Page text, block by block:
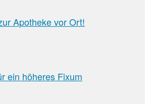
Apotheke vor Ort!
ein höheres Fixum